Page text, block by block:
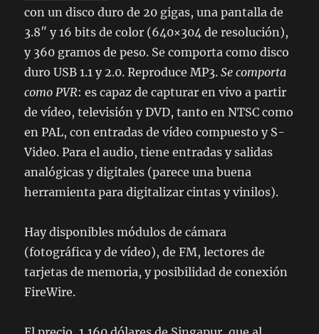
con un disco duro de 20 gigas, una pantalla de
3.8″ y 16 bits de color (640×304 de resolución),
y 360 gramos de peso. Se comporta como disco
duro USB 1.1 y 2.0. Reproduce MP3.Se comporta
como PVR: es capaz de capturar en vivo a partir
de vídeo, televisión y DVD, tanto en NTSC como
en PAL, con entradas de vídeo compuesto y S-
Video. Para el audio, tiene entradas y salidas
analógicas y digitales (parece una buena
herramienta para digitalizar cintas y vinilos).
Hay disponibles módulos de cámara
(fotográfica y de vídeo), de FM, lectores de
tarjetas de memoria, y posibilidad de conexión
FireWire.